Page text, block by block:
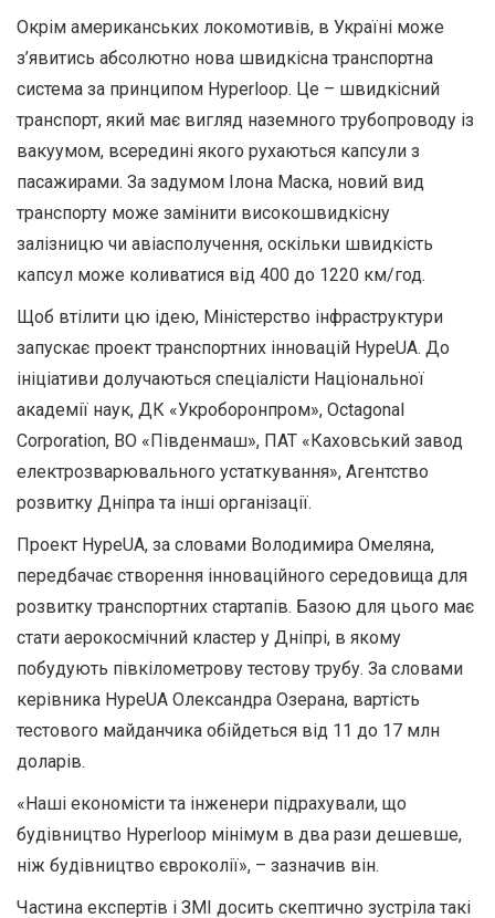
Окрім американських локомотивів, в Україні може
з’явитись абсолютно нова швидкісна транспортна
система за принципом Hyperloop. Це – швидкісний
транспорт, який має вигляд наземного трубопроводу із
вакуумом, всередині якого рухаються капсули з
пасажирами. За задумом Ілона Маска, новий вид
транспорту може замінити високошвидкісну
залізницю чи авіасполучення, оскільки швидкість
капсул може коливатися від 400 до 1220 км/год.
Щоб втілити цю ідею, Міністерство інфраструктури
запускає проект транспортних інновацій HypeUA. До
ініціативи долучаються спеціалісти Національної
академії наук, ДК «Укроборонпром», Octagonal
Corporation, ВО «Південмаш», ПАТ «Каховський завод
електрозварювального устаткування», Агентство
розвитку Дніпра та інші організації.
Проект HypeUA, за словами Володимира Омеляна,
передбачає створення інноваційного середовища для
розвитку транспортних стартапів. Базою для цього має
стати аерокосмічний кластер у Дніпрі, в якому
побудують півкілометрову тестову трубу. За словами
керівника HypeUA Олександра Озерана, вартість
тестового майданчика обійдеться від 11 до 17 млн
доларів.
«Наші економісти та інженери підрахували, що
будівництво Hyperloop мінімум в два рази дешевше,
ніж будівництво євроколії», – зазначив він.
Частина експертів і ЗМІ досить скептично зустріла такі